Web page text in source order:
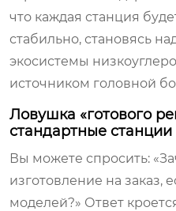
что каждая станция
стабильно, становясь
экосистемы
источником головной
Ловушка «готового
стандартные
Вы можете спросить:
изготовление на заказ,
моделей?» Ответ